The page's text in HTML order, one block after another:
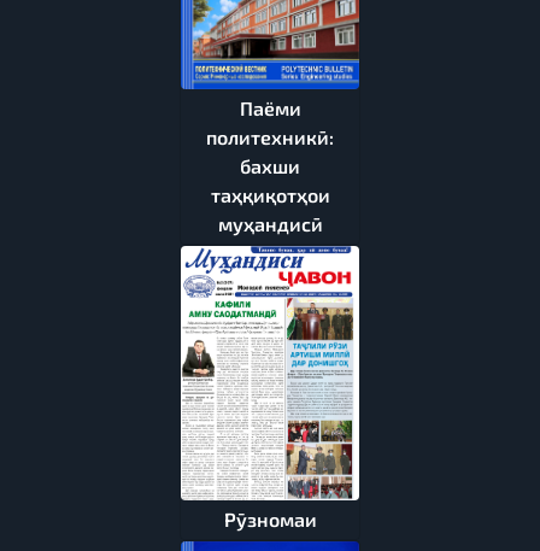
Паёми
политехникӣ:
бахши
таҳқиқотҳои
муҳандисӣ
Рӯзномаи